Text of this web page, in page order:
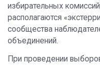
избирательных
располагаются
сообщества
объединений.
При проведении